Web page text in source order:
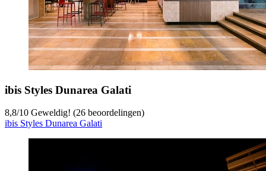
ibis Styles Dunarea Galati
8,8/10 Geweldig! (26 beoordelingen)
ibis Styles Dunarea Galati